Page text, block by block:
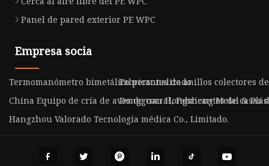
Panel de pared exterior PE WPC
Empresa socia
Termomanómetro bimetálico personalizado
Fabricantes de anillos colectores
China Equipo de cría de aves de corral, Fabricantes de
Dongguan Hongsheng Metal &
Hangzhou Valorado Tecnología médica Co., Limitado.